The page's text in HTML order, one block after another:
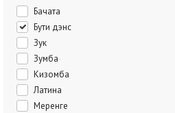
Бачата
Бути дэнс
Зук
Зумба
Кизомба
Латина
Меренге